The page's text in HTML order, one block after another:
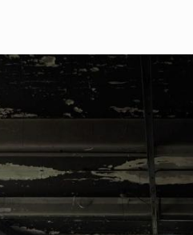
STORIA E FILOSOFIA
Scienze storiche,
umanistiche, Religione
FILODIRITTO REDAZIONE